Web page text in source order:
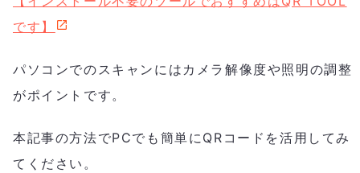
です】
パソコンでのスキャンにはカメラ解像度や照明の調整
がポイントです。
本記事の方法でPCでも簡単にQRコードを活用してみ
てください。